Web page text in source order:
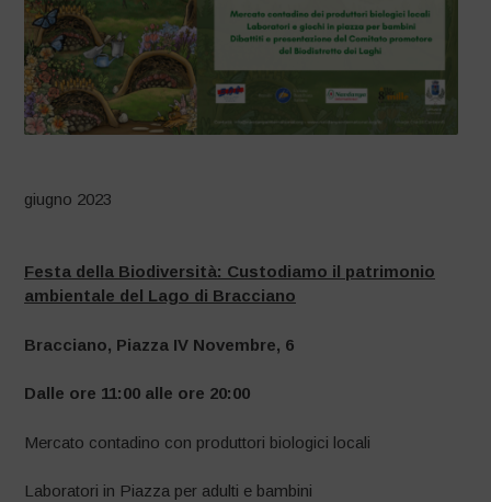
giugno 2023
Festa della Biodiversità: Custodiamo il patrimonio
ambientale del Lago di Bracciano
Bracciano, Piazza IV Novembre, 6
Dalle ore 11:00 alle ore 20:00
Mercato contadino con produttori biologici locali
Laboratori in Piazza per adulti e bambini